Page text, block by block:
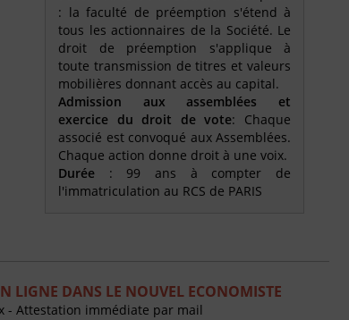
: la faculté de préemption s'étend à
tous les actionnaires de la Société. Le
droit de préemption s'applique à
toute transmission de titres et valeurs
mobilières donnant accès au capital.
Admission aux assemblées et
exercice du droit de vote: Chaque
associé est convoqué aux Assemblées.
Chaque action donne droit à une voix.
Durée : 99 ans à compter de
l'immatriculation au RCS de PARIS
LIGNE DANS LE NOUVEL ECONOMISTE
- Attestation immédiate par mail